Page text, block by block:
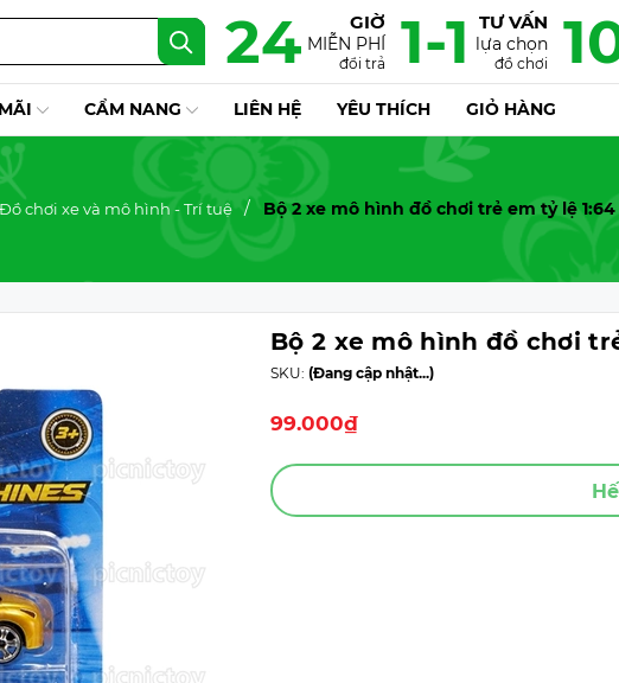
24 GIỜ
MIỄN PHÍ
đổi trả 1-1 TƯ VẤN
lựa chọn
đồ chơi
CẨM NANG LIÊN HỆ YÊU THÍCH GIỎ HÀNG
Đồ chơi xe và mô hình - Trí tuệ Bộ 2 xe mô hình đồ chơi trẻ em tỷ lệ 1:64
Bộ 2 xe mô hình đồ chơi
SKU: (Đang cập nhật...)
99.000₫